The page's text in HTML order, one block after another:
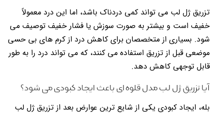
تزریق ژل لب می تواند کمی دردناک باشد، اما این درد معمولاً
خفیف است و بیشتر به صورت سوزش یا فشار خفیف توصیف می
شود. بسیاری از متخصصان برای کاهش درد از کرم های بی حسی
موضعی قبل از تزریق استفاده می کنند، که می تواند درد را به طور
قابل توجهی کاهش دهد.
آیا تزریق ژل لب مدل قلوه ای باعث ایجاد کبودی می شود؟
بله، ایجاد کبودی یکی از شایع ترین عوارض بعد از تزریق ژل لب